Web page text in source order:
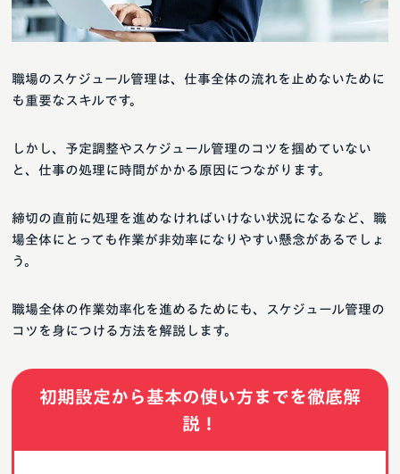
職場全体の作業効率化を進めるためにも、スケジュール管理の
コツを身につける方法を解説します。
締切の直前に処理を進めなければいけない状況になるなど、職
場全体にとっても作業が非効率になりやすい懸念があるでしょ
う。
しかし、予定調整やスケジュール管理のコツを掴めていない
と、仕事の処理に時間がかかる原因につながります。
職場のスケジュール管理は、仕事全体の流れを止めないために
も重要なスキルです。
初期設定から基本の使い方までを徹底解
説！